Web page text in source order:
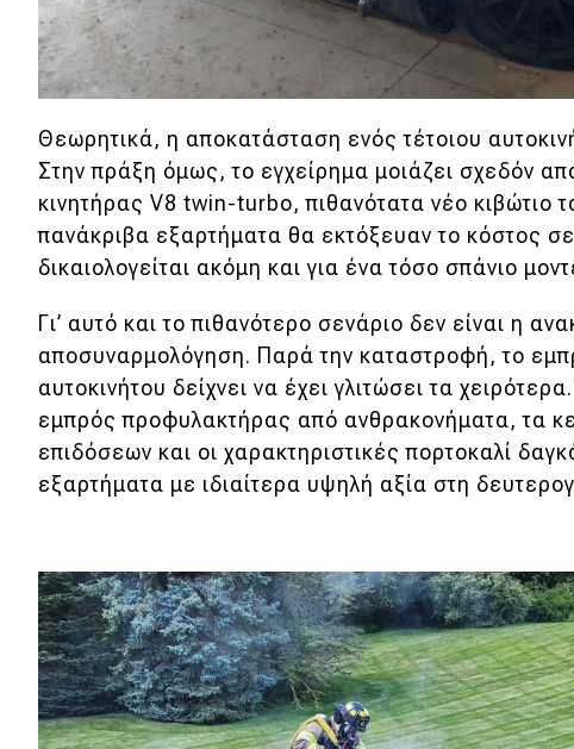
Θεωρητικά, η αποκατάσταση ενός τέτοιου
Στην πράξη όμως, το εγχείρημα μοιάζει σχεδόν
κινητήρας V8 twin-turbo, πιθανότατα νέο κιβώτιο
πανάκριβα εξαρτήματα θα εκτόξευαν το κόστος
δικαιολογείται ακόμη και για ένα τόσο σπάνιο
Γι’ αυτό και το πιθανότερο σενάριο δεν είναι η
αποσυναρμολόγηση. Παρά την καταστροφή, το
αυτοκινήτου δείχνει να έχει γλιτώσει τα
εμπρός προφυλακτήρας από ανθρακονήματα, τα
επιδόσεων και οι χαρακτηριστικές πορτοκαλί
εξαρτήματα με ιδιαίτερα υψηλή αξία στη